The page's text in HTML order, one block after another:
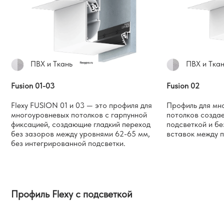
ПВХ и Ткань
Fusion 01-03
Flexy FUSION 01 и 03 — это профиля для
многоуровневых потолков с гарпунной
фиксацией, создающие гладкий переход
без зазоров между уровнями 62-65 мм,
без интегрированной подсветки.
ПВХ и
Fusion 02
Профиль для
потолков
подсветкой и
вставок между
Профиль Flexy с подсветкой